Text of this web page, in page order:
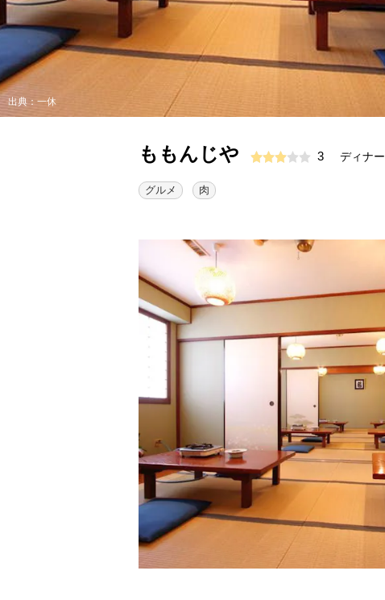
出典：一休
ももんじや 3 ディナ
グルメ 肉